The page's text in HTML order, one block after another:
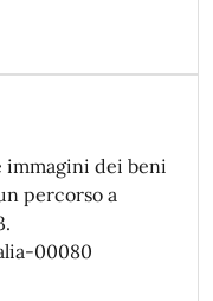
immagini dei beni
percorso a
00080